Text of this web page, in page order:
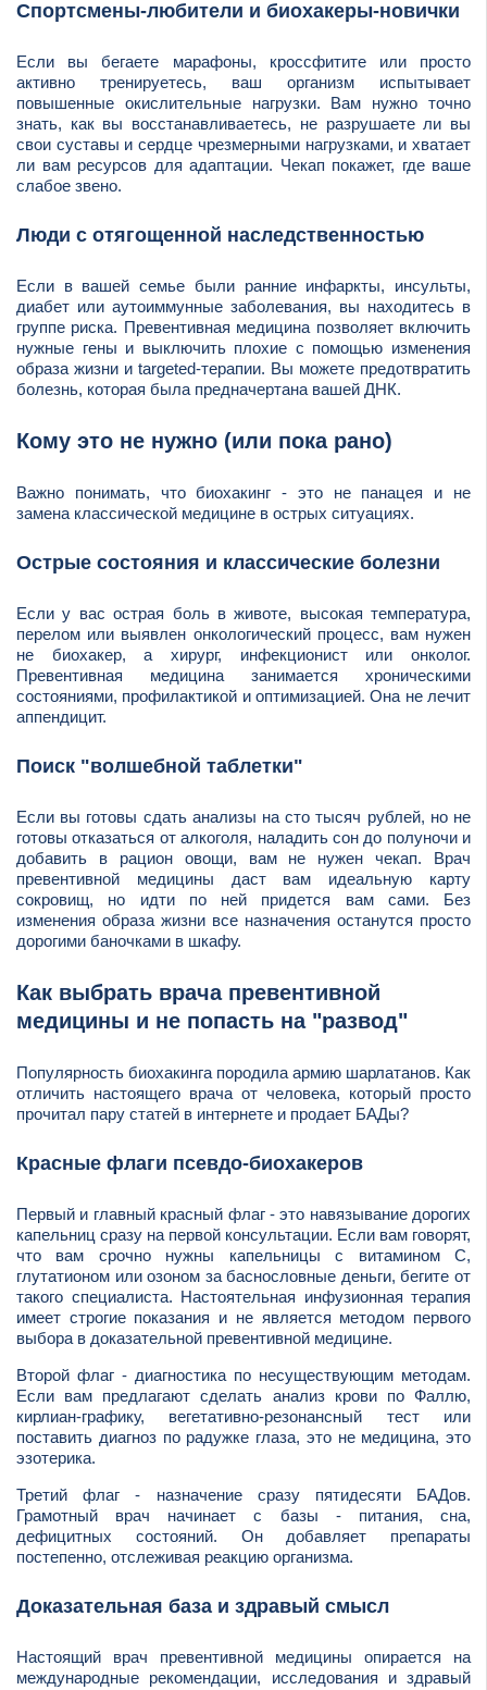
Спортсмены-любители и биохакеры-новички
Если вы бегаете марафоны, кроссфитите или просто
активно тренируетесь, ваш организм испытывает
повышенные окислительные нагрузки. Вам нужно точно
знать, как вы восстанавливаетесь, не разрушаете ли вы
свои суставы и сердце чрезмерными нагрузками, и хватает
ли вам ресурсов для адаптации. Чекап покажет, где ваше
слабое звено.
Люди с отягощенной наследственностью
Если в вашей семье были ранние инфаркты, инсульты,
диабет или аутоиммунные заболевания, вы находитесь в
группе риска. Превентивная медицина позволяет включить
нужные гены и выключить плохие с помощью изменения
образа жизни и targeted-терапии. Вы можете предотвратить
болезнь, которая была предначертана вашей ДНК.
Кому это не нужно (или пока рано)
Важно понимать, что биохакинг - это не панацея и не
замена классической медицине в острых ситуациях.
Острые состояния и классические болезни
Если у вас острая боль в животе, высокая температура,
перелом или выявлен онкологический процесс, вам нужен
не биохакер, а хирург, инфекционист или онколог.
Превентивная медицина занимается хроническими
состояниями, профилактикой и оптимизацией. Она не лечит
аппендицит.
Поиск "волшебной таблетки"
Если вы готовы сдать анализы на сто тысяч рублей, но не
готовы отказаться от алкоголя, наладить сон до полуночи и
добавить в рацион овощи, вам не нужен чекап. Врач
превентивной медицины даст вам идеальную карту
сокровищ, но идти по ней придется вам сами. Без
изменения образа жизни все назначения останутся просто
дорогими баночками в шкафу.
Как выбрать врача превентивной
медицины и не попасть на "развод"
Популярность биохакинга породила армию шарлатанов. Как
отличить настоящего врача от человека, который просто
прочитал пару статей в интернете и продает БАДы?
Красные флаги псевдо-биохакеров
Первый и главный красный флаг - это навязывание дорогих
капельниц сразу на первой консультации. Если вам говорят,
что вам срочно нужны капельницы с витамином С,
глутатионом или озоном за баснословные деньги, бегите от
такого специалиста. Настоятельная инфузионная терапия
имеет строгие показания и не является методом первого
выбора в доказательной превентивной медицине.
Второй флаг - диагностика по несуществующим методам.
Если вам предлагают сделать анализ крови по Фаллю,
кирлиан-графику, вегетативно-резонансный тест или
поставить диагноз по радужке глаза, это не медицина, это
эзотерика.
Третий флаг - назначение сразу пятидесяти БАДов.
Грамотный врач начинает с базы - питания, сна,
дефицитных состояний. Он добавляет препараты
постепенно, отслеживая реакцию организма.
Доказательная база и здравый смысл
Настоящий врач превентивной медицины опирается на
международные рекомендации, исследования и здравый